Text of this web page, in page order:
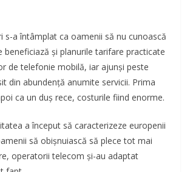
s-a întâmplat ca oamenii să nu cunoască
beneficiază și planurile tarifare practicate
de telefonie mobilă, iar ajunși peste
din abundență anumite servicii. Prima
ca un duș rece, costurile fiind enorme.
a început să caracterizeze europenii
să obișnuiască să plece tot mai
operatorii telecom și-au adaptat